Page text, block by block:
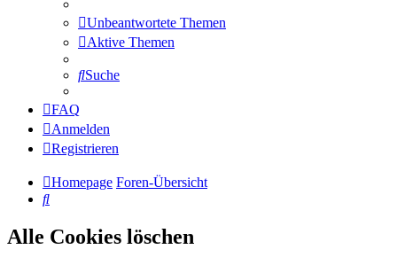
Unbeantwortete Themen
Aktive Themen
Suche
FAQ
Anmelden
Registrieren
Homepage Foren-Übersicht
Suche
Alle Cookies löschen